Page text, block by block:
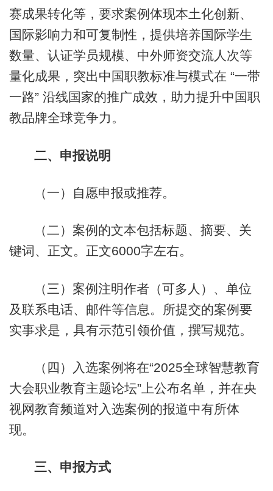
赛成果转化等，要求案例体现本土化创新、
国际影响力和可复制性，提供培养国际学生
数量、认证学员规模、中外师资交流人次等
量化成果，突出中国职教标准与模式在 “一带
一路” 沿线国家的推广成效，助力提升中国职
教品牌全球竞争力。
二、申报说明
（一）自愿申报或推荐。
（二）案例的文本包括标题、摘要、关
键词、正文。正文6000字左右。
（三）案例注明作者（可多人）、单位
及联系电话、邮件等信息。所提交的案例要
实事求是，具有示范引领价值，撰写规范。
（四）入选案例将在“2025全球智慧教育
大会职业教育主题论坛”上公布名单，并在央
视网教育频道对入选案例的报道中有所体
现。
三、申报方式